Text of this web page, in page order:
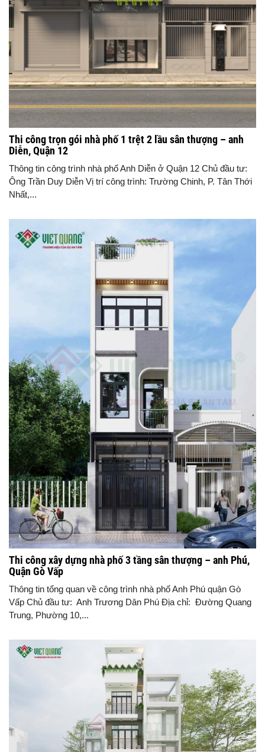
Thi công trọn gói nhà phố 1 trệt 2 lầu sân thượng – anh
Diễn, Quận 12
Thông tin công trình nhà phố Anh Diễn ở Quận 12 Chủ đầu tư:
Ông Trần Duy Diễn Vị trí công trình: Trường Chinh, P. Tân Thới
Nhất,...
Thi công xây dựng nhà phố 3 tầng sân thượng – anh Phú,
Quận Gò Vấp
Thông tin tổng quan về công trình nhà phố Anh Phú quận Gò
Vấp Chủ đầu tư: Anh Trương Dân Phú Địa chỉ: Đường Quang
Trung, Phường 10,...